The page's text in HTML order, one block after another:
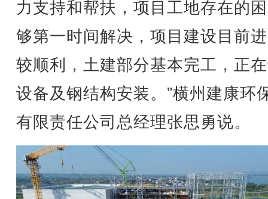
力支持和帮扶，项目工地存在的
够第一时间解决，项目建设目前
较顺利，土建部分基本完工，正
设备及钢结构安装。”横州建康环
有限责任公司总经理张思勇说。